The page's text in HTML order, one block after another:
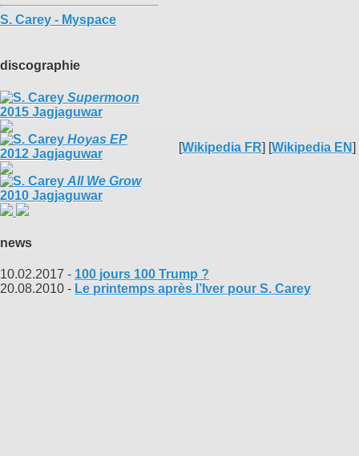
[Wikipedia FR] [Wikipedia EN]
S. Carey - Myspace
discographie
Supermoon
2015 Jagjaguwar
Hoyas EP
2012 Jagjaguwar
All We Grow
2010 Jagjaguwar
news
10.02.2017 - 100 jours 100 Trump ?
20.08.2010 - Le printemps après l’Iver pour S. Carey